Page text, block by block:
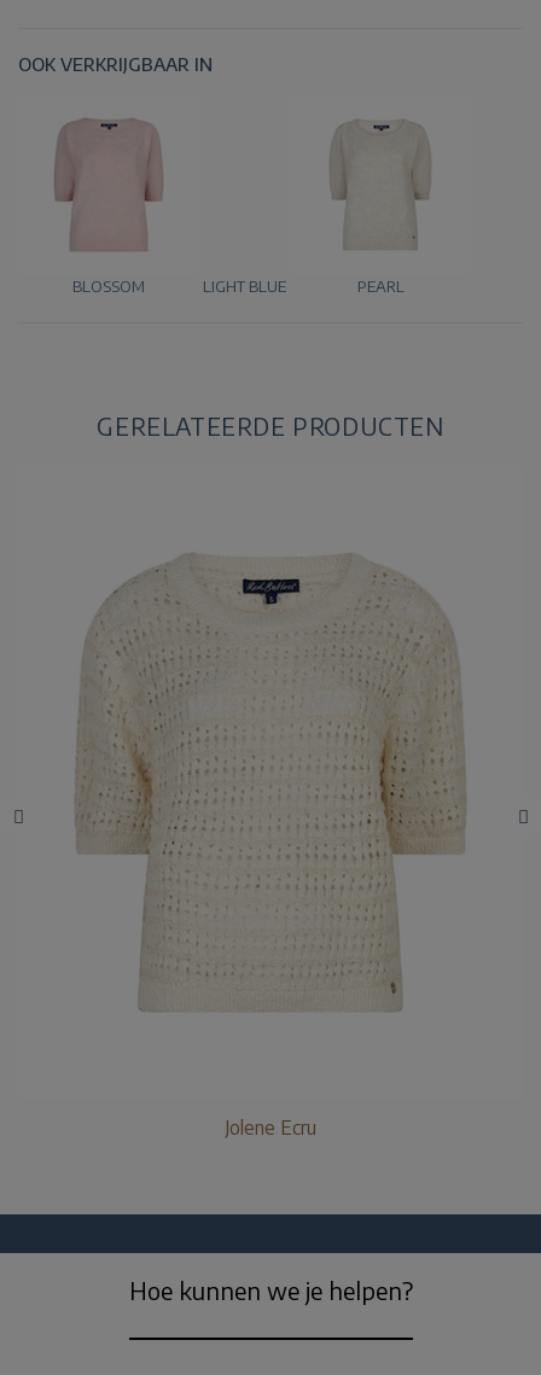
OOK VERKRIJGBAAR IN
BLOSSOM LIGHT BLUE PEARL
GERELATEERDE PRODUCTEN
Jolene Ecru
Hoe kunnen we je helpen?